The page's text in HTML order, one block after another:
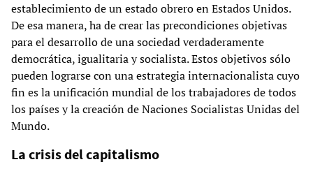
establecimiento de un estado obrero en Estados Unidos.
De esa manera, ha de crear las precondiciones objetivas
para el desarrollo de una sociedad verdaderamente
democrática, igualitaria y socialista. Estos objetivos sólo
pueden lograrse con una estrategia internacionalista cuyo
fin es la unificación mundial de los trabajadores de todos
los países y la creación de Naciones Socialistas Unidas del
Mundo.
La crisis del capitalismo